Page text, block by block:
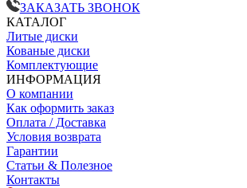
ЗАКАЗАТЬ ЗВОНОК
КАТАЛОГ
Литые диски
Кованые диски
Комплектующие
ИНФОРМАЦИЯ
О компании
Как оформить заказ
Оплата / Доставка
Условия возврата
Гарантии
Статьи & Полезное
Контакты